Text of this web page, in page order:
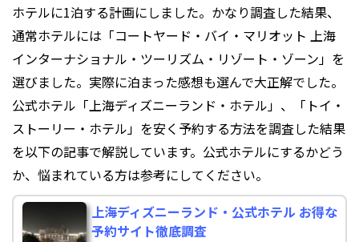
ホテルに1泊する計画にしました。かなり調査した結果、
通常ホテルには「コートヤード・バイ・マリオット 上海
インターナショナル・ツーリズム・リゾート・ゾーン」を
選びました。実際に泊まった感想も選んで大正解でした。
公式ホテル「上海ディズニーランド・ホテル」、「トイ・
ストーリー・ホテル」を安く予約する方法を調査した結果
を以下の記事で解説しています。公式ホテルにするかどう
か、悩まれている方は参考にしてください。
上海ディズニーランド・公式ホテル お得な
予約サイト徹底調査